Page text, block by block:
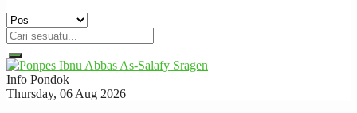
Info Pondok
Thursday, 06 Aug 2026